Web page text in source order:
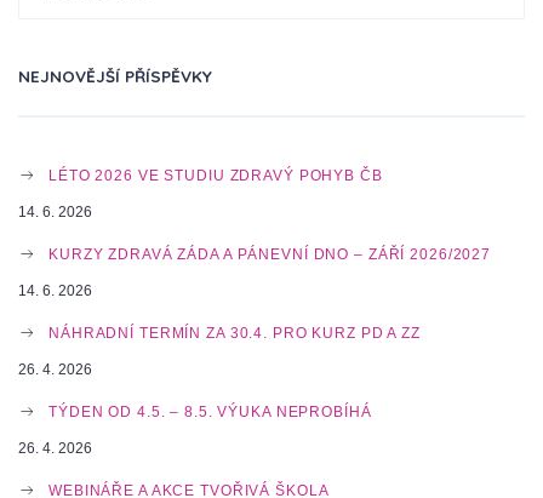
S
N
A
V
NEJNOVĚJŠÍ PŘÍSPĚVKY
LÉTO 2026 VE STUDIU ZDRAVÝ POHYB ČB
14. 6. 2026
KURZY ZDRAVÁ ZÁDA A PÁNEVNÍ DNO – ZÁŘÍ 2026/2027
14. 6. 2026
NÁHRADNÍ TERMÍN ZA 30.4. PRO KURZ PD A ZZ
26. 4. 2026
TÝDEN OD 4.5. – 8.5. VÝUKA NEPROBÍHÁ
26. 4. 2026
WEBINÁŘE A AKCE TVOŘIVÁ ŠKOLA